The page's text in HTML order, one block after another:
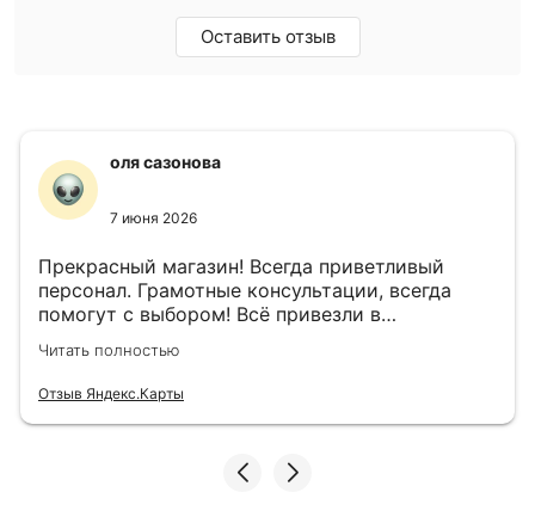
Оставить отзыв
оля сазонова
7 июня 2026
Прекрасный магазин! Всегда приветливый
персонал. Грамотные консультации, всегда
помогут с выбором! Всё привезли в
назначенный день!
Читать полностью
Отзыв Яндекс.Карты